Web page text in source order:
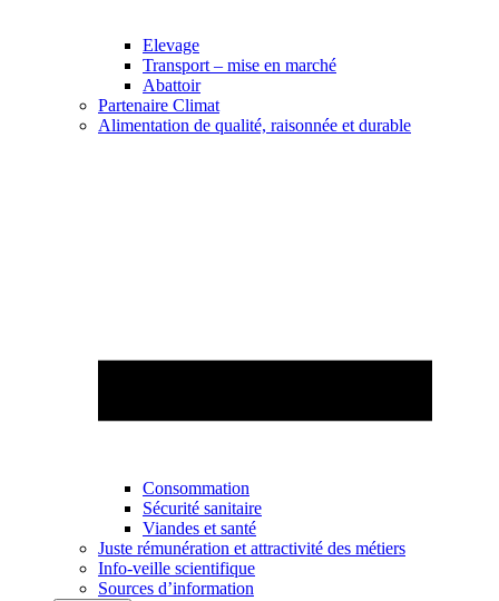
Elevage
Transport – mise en marché
Abattoir
Partenaire Climat
Alimentation de qualité, raisonnée et durable
Consommation
Sécurité sanitaire
Viandes et santé
Juste rémunération et attractivité des métiers
Info-veille scientifique
Sources d’information